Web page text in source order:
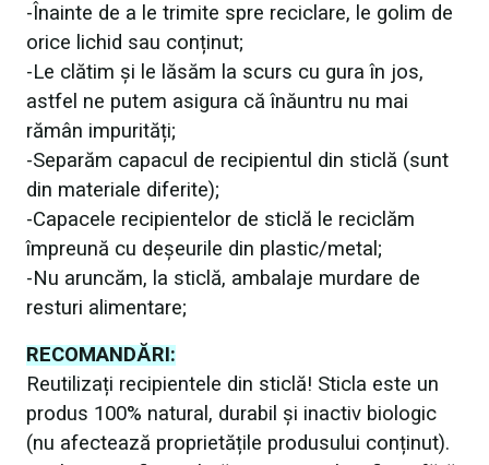
-Înainte de a le trimite spre reciclare, le golim de
orice lichid sau conținut;
-Le clătim și le lăsăm la scurs cu gura în jos,
astfel ne putem asigura că înăuntru nu mai
rămân impurități;
-Separăm capacul de recipientul din sticlă (sunt
din materiale diferite);
-Capacele recipientelor de sticlă le reciclăm
împreună cu deșeurile din plastic/metal;
-Nu aruncăm, la sticlă, ambalaje murdare de
resturi alimentare;
RECOMANDĂRI:
Reutilizați recipientele din sticlă! Sticla este un
produs 100% natural, durabil și inactiv biologic
(nu afectează proprietățile produsului conținut).